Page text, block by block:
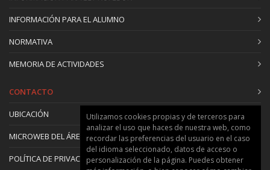
INFORMACIÓN PARA EL ALUMNO
NORMATIVA
MEMORIA DE ACTIVIDADES
CONTACTO
UBICACIÓN
MICROWEB DEL ÁREA
POLÍTICA DE PRIVACIDAD Y COOKIES
Utilizamos cookies propias y de terceros para
analizar el uso que haces de nuestra web, como
recordar las preferencias del usuario en el caso
del idioma seleccionado, datos de acceso o
personalización de la página. Puedes obtener